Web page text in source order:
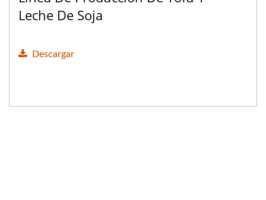
Leche De Soja
Descargar